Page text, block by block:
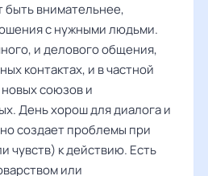
быть внимательнее,
с нужными людьми.
и делового общения,
контактах, и в частной
союзов и
День хорош для диалога и
создает проблемы при
чувств) к действию. Есть
или